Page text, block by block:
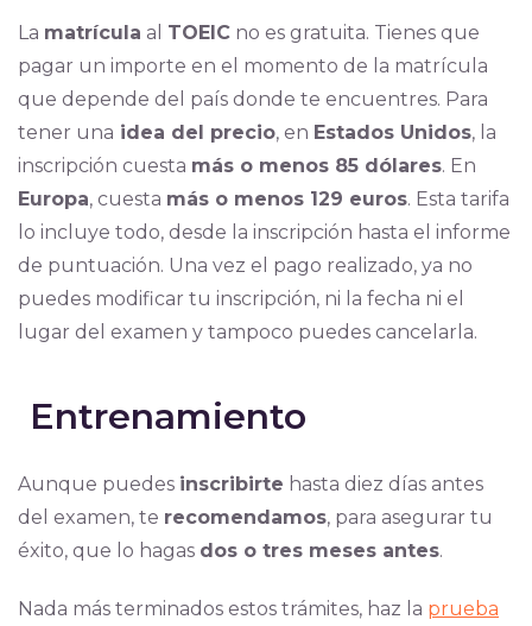
La matrícula al TOEIC no es gratuita. Tienes que
pagar un importe en el momento de la matrícula
que depende del país donde te encuentres. Para
tener una idea del precio, en Estados Unidos, la
inscripción cuesta más o menos 85 dólares. En
Europa, cuesta más o menos 129 euros. Esta tarifa
lo incluye todo, desde la inscripción hasta el informe
de puntuación. Una vez el pago realizado, ya no
puedes modificar tu inscripción, ni la fecha ni el
lugar del examen y tampoco puedes cancelarla.
Entrenamiento
Aunque puedes inscribirte hasta diez días antes
del examen, te recomendamos, para asegurar tu
éxito, que lo hagas dos o tres meses antes.
Nada más terminados estos trámites, haz la prueba